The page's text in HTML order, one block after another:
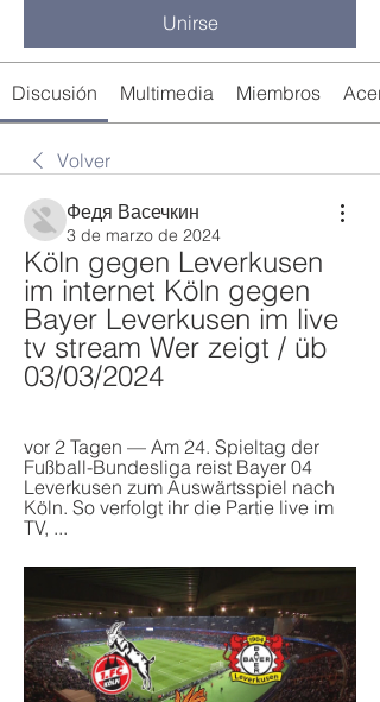
Unirse
Discusión Multimedia Miembros
Volver
Федя Васечкин
3 de marzo de 2024
Köln gegen Leverkusen
im internet Köln gegen
Bayer Leverkusen im live
tv stream Wer zeigt / üb
03/03/2024
vor 2 Tagen — Am 24. Spieltag der
Fußball-Bundesliga reist Bayer 04
Leverkusen zum Auswärtsspiel nach
Köln. So verfolgt ihr die Partie live im
TV, ...